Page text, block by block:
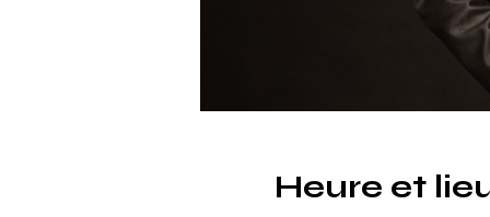
Heure et